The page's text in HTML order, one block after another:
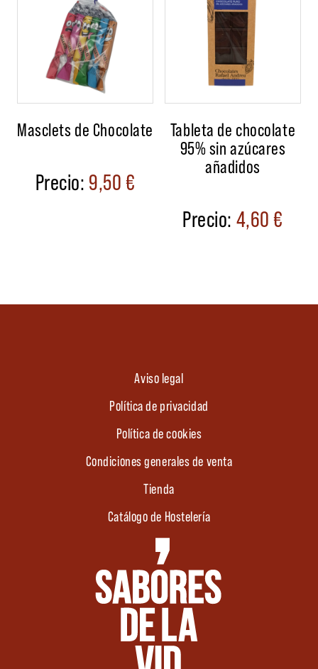
Masclets de Chocolate
9,50€
Tableta de chocolate
95% sin azúcares
añadidos
4,60€
Aviso legal
Política de privacidad
Política de cookies
Condiciones generales de venta
Tienda
Catálogo de Hostelería